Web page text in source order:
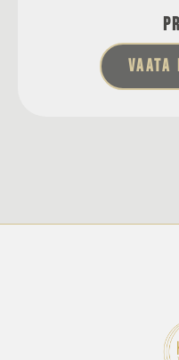
VAATA